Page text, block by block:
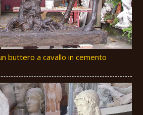
buttero a cavallo in cemento